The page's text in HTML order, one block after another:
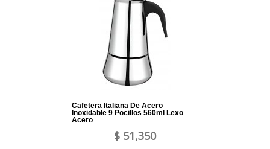
Cafetera Italiana De Acero
Inoxidable 9 Pocillos 560ml Lexo
Acero
$ 51,350